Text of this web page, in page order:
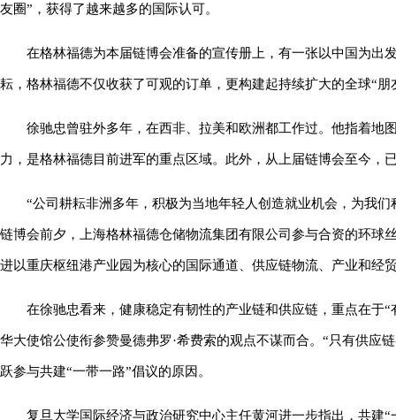
友圈”，获得了越来越多的国际认可。
在格林福德为本届链博会准备的宣传册上，有一张以中国为出
耘，格林福德不仅收获了可观的订单，更构建起持续扩大的全球“朋
徐驰忠曾驻外多年，在西非、拉美和欧洲都工作过。他指着地
力，是格林福德目前进军的重点区域。此外，从上届链博会至今，
“公司耕耘非洲多年，积极为当地年轻人创造就业机会，为我
链博会前夕，上海格林福德仓储物流集团有限公司参与合资的环
进以重庆枢纽港产业园为核心的国际通道、供应链物流、产业和经
在徐驰忠看来，健康稳定有韧性的产业链和供应链，重点在于
华大使馆公使衔参赞曼德弗罗·希费索的观点不谋而合。“只有供应
跃参与共建“一带一路”倡议的原因。
复旦大学国际经济与政治研究中心主任黄河进一步指出，共建